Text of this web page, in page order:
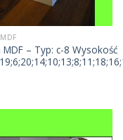
MDF – Typ: c-8 Wysokość